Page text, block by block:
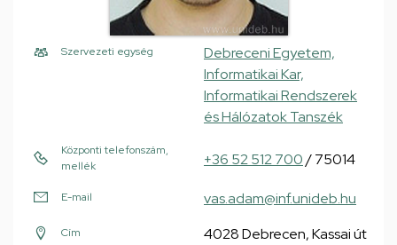
Szervezeti egység
Debreceni Egyetem,
Informatikai Kar,
Informatikai Rendszerek
és Hálózatok Tanszék
Központi telefonszám,
mellék
+36 52 512 700/ 75014
E-mail vas.adam@inf.unideb.hu
Cím
4028 Debrecen, Kassai út